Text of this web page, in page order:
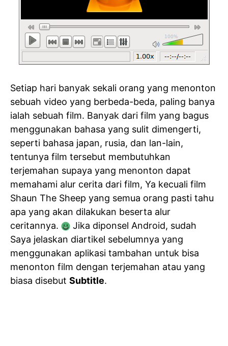
Setiap hari banyak sekali orang yang menonton
sebuah video yang berbeda-beda, paling banya
ialah sebuah film. Banyak dari film yang bagus
menggunakan bahasa yang sulit dimengerti,
seperti bahasa japan, rusia, dan lan-lain,
tentunya film tersebut membutuhkan
terjemahan supaya yang menonton dapat
memahami alur cerita dari film, Ya kecuali film
Shaun The Sheep yang semua orang pasti tahu
apa yang akan dilakukan beserta alur
ceritannya.
Jika diponsel Android, sudah
Saya jelaskan diartikel sebelumnya yang
menggunakan aplikasi tambahan untuk bisa
menonton film dengan terjemahan atau yang
biasa disebut Subtitle.